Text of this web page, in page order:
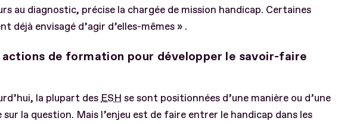
au diagnostic, précise la chargée de mission handicap. Certaines
déjà envisagé d’agir d’elles-mêmes » .
actions de formation pour développer le savoir-faire
la plupart des ESH se sont positionnées d’une manière ou d’une
sur la question. Mais l’enjeu est de faire entrer le handicap dans les